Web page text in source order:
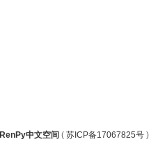
RenPy中文空间 ( 苏ICP备17067825号)